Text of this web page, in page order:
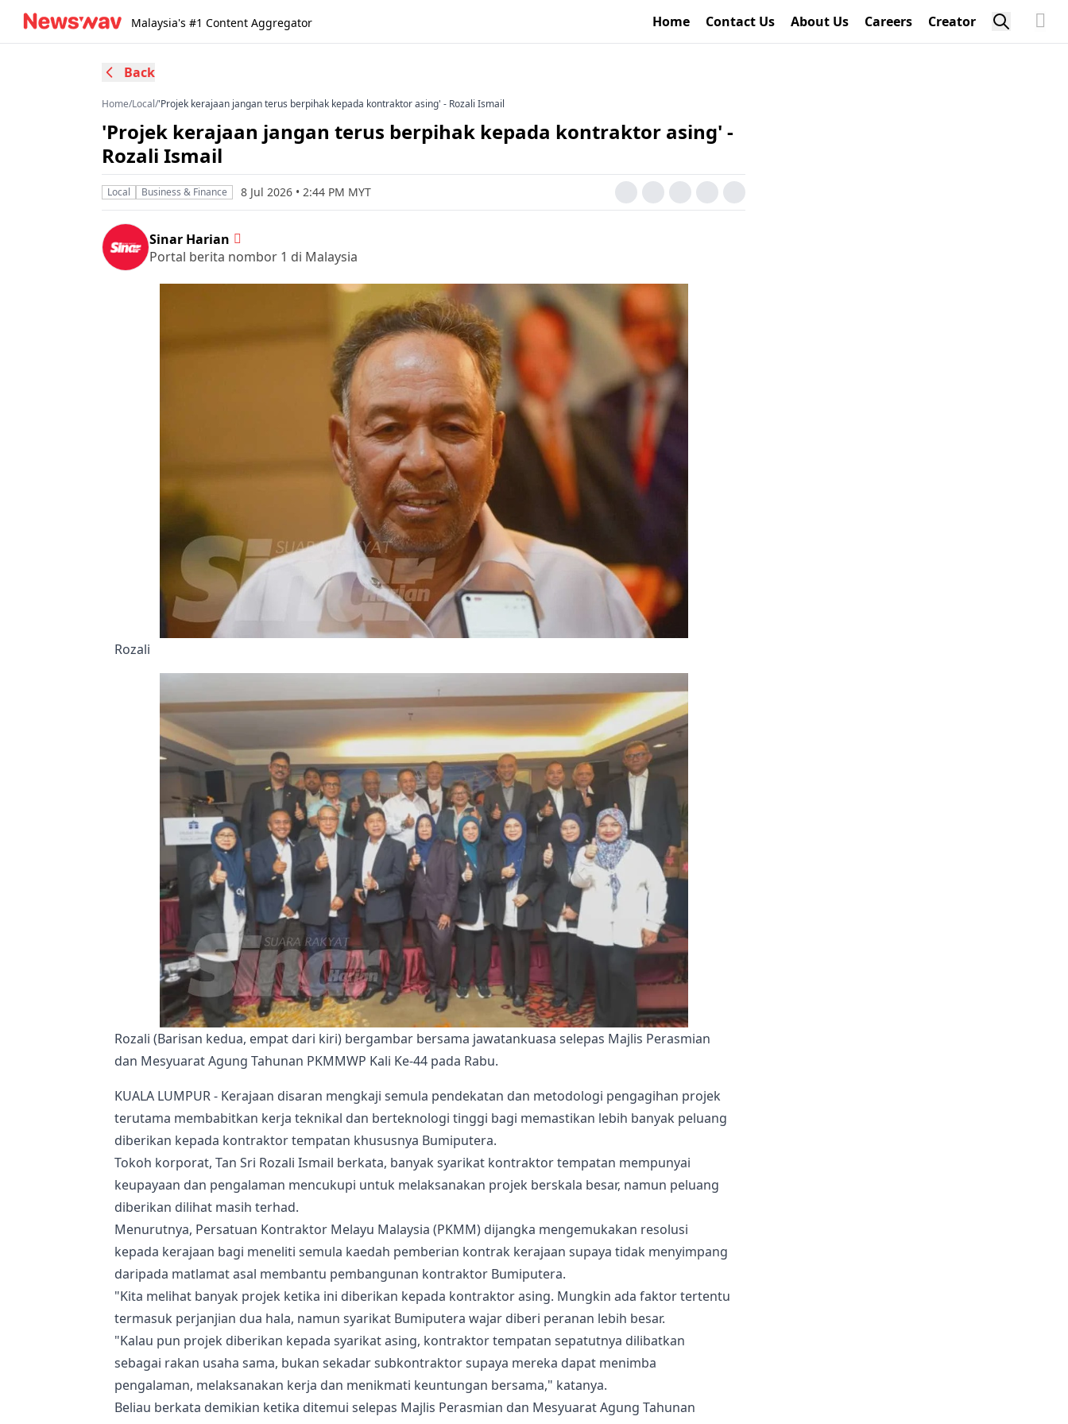
Malaysia's #1 Content Aggregator Home Contact Us About Us Careers Creator
Back
Home/Local/'Projek kerajaan jangan terus berpihak kepada kontraktor asing' - Rozali Ismail
'Projek kerajaan jangan terus berpihak kepada kontraktor asing' -
Rozali Ismail
Local Business & Finance 8 Jul 2026 • 2:44 PM MYT
Sinar Harian
Portal berita nombor 1 di Malaysia
Rozali
Rozali (Barisan kedua, empat dari kiri) bergambar bersama jawatankuasa selepas Majlis Perasmian
dan Mesyuarat Agung Tahunan PKMMWP Kali Ke-44 pada Rabu.
KUALA LUMPUR - Kerajaan disaran mengkaji semula pendekatan dan metodologi pengagihan projek
terutama membabitkan kerja teknikal dan berteknologi tinggi bagi memastikan lebih banyak peluang
diberikan kepada kontraktor tempatan khususnya Bumiputera.
Tokoh korporat, Tan Sri Rozali Ismail berkata, banyak syarikat kontraktor tempatan mempunyai
keupayaan dan pengalaman mencukupi untuk melaksanakan projek berskala besar, namun peluang
diberikan dilihat masih terhad.
Menurutnya, Persatuan Kontraktor Melayu Malaysia (PKMM) dijangka mengemukakan resolusi
kepada kerajaan bagi meneliti semula kaedah pemberian kontrak kerajaan supaya tidak menyimpang
daripada matlamat asal membantu pembangunan kontraktor Bumiputera.
"Kita melihat banyak projek ketika ini diberikan kepada kontraktor asing. Mungkin ada faktor tertentu
termasuk perjanjian dua hala, namun syarikat Bumiputera wajar diberi peranan lebih besar.
"Kalau pun projek diberikan kepada syarikat asing, kontraktor tempatan sepatutnya dilibatkan
sebagai rakan usaha sama, bukan sekadar subkontraktor supaya mereka dapat menimba
pengalaman, melaksanakan kerja dan menikmati keuntungan bersama," katanya.
Beliau berkata demikian ketika ditemui selepas Majlis Perasmian dan Mesyuarat Agung Tahunan